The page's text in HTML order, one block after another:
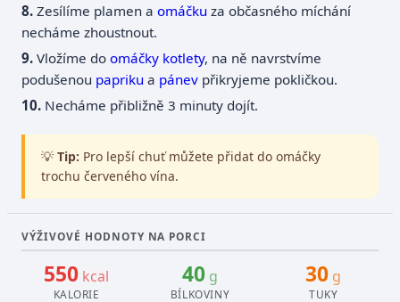
Zesílíme plamen aomáčku za občasného míchání
necháme zhoustnout.
Vložíme doomáčky kotlety, na ně navrstvíme
podušenou papriku a pánev přikryjeme pokličkou.
Necháme přibližně 3 minuty dojít.
💡 Tip: Pro lepší chuť můžete přidat do omáčky
trochu červeného vína.
VÝŽIVOVÉ HODNOTY NA PORCI
550 kcal
KALORIE
40g
BÍLKOVINY
30 g
TUKY